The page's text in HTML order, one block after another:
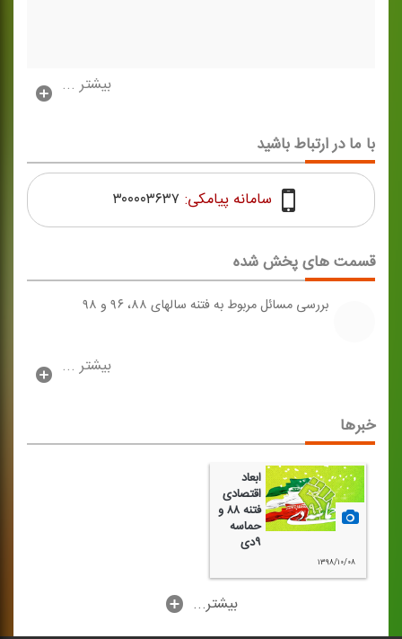
بیشتر ...
قسمت های پخش شده
بررسی مسائل مربوط به فتنه سالهای ۸۸، ۹۶ و ۹۸
بیشتر ...
با ما در ارتباط باشید
سامانه پیامکی: ۳۰۰۰۰۳۶۳۷
خبرها
ابعاد
اقتصادی
فتنه ۸۸ و
حماسه
۹دی
۱۳۹۸/۱۰/۰۸
...بیشتر